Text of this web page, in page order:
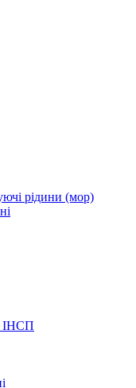
рідини (мор)
ІНСП